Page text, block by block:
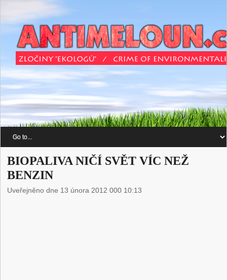
BIOPALIVA NIČÍ SVĚT VÍC NEŽ
BENZIN
Uveřejněno dne 13 února 2012 000 10:13